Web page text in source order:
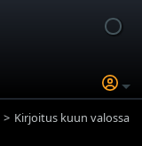
Kirjoitus kuun valossa